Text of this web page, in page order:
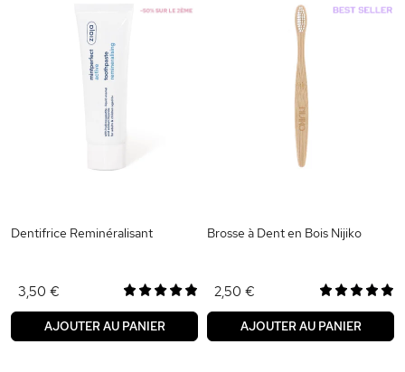
Dentifrice Reminéralisant
3,50 €
AJOUTER AU PANIER
Brosse à Dent en Bois Nijiko
2,50 €
AJOUTER AU PANIER